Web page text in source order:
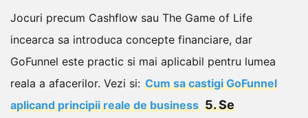
Jocuri precum Cashflow sau The Game of Life
incearca sa introduca concepte financiare, dar
GoFunnel este practic si mai aplicabil pentru lumea
reala a afacerilor. Vezi si: Cum sa castigi GoFunnel
aplicand principii reale de business 5. Se